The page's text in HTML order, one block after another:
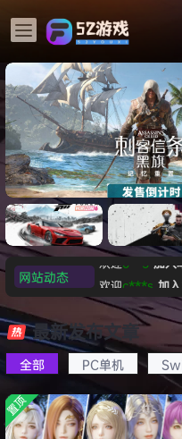
-
007 初露锋
Light ）免
极限竞
速：地平
线
6（Forza
Horizon
6）免安装
中文版
《原子之
心/Atomi
c
Heart》
免安装中
文版
网站动态 欢迎 加
欢迎V****y 加
欢迎 j***j 加入
欢迎1******4
l***g
签到获取
签
欢迎w******g
欢迎Z******U
最新发布文章
全部 PC单机
置顶